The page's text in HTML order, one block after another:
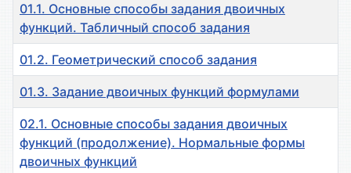
01.1. Основные способы задания двоичных
функций. Табличный способ задания
01.2. Геометрический способ задания
01.3. Задание двоичных функций формулами
02.1. Основные способы задания двоичных
функций (продолжение). Нормальные формы
двоичных функций